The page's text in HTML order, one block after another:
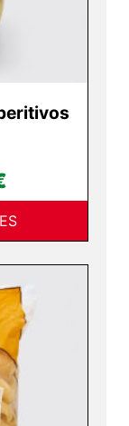
Rango
de
precios:
desde
5,00 €
hasta
14,30 €